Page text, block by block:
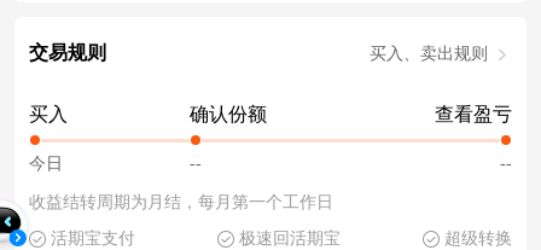
交易规则 买入、卖出规则
买入
今日
确认份额
--
查看盈亏
--
收益结转周期为月结，每月第一个工作日
活期宝支付
极速回活期宝 超级转换